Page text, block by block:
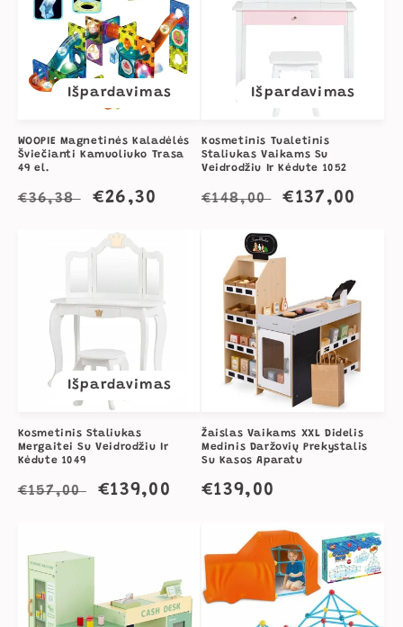
Išpardavimas
WOOPIE Magnetinės Kaladėlės
Šviečianti Kamuoliuko Trasa
49 el.
Įprasta
€36,38
Išpardavimo
€26,30
Išpardavimas
Kosmetinis Tualetinis
Staliukas Vaikams Su
Veidrodžiu Ir Kėdute 1052
Įprasta
€148,00 €137,00
Išpardavimas
Kosmetinis Staliukas
Mergaitei Su Veidrodžiu Ir
Kėdute 1049
Įprasta
€157,00
Išpardavimo
€139,00
Žaislas Vaikams XXL Didelis
Medinis Daržovių Prekystalis
Su Kasos Aparatu
Įprasta
€139,00